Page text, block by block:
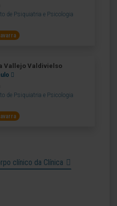
de Psiquiatria e Psicologia
Vallejo Valdivielso
de Psiquiatria e Psicologia
clínico da Clínica